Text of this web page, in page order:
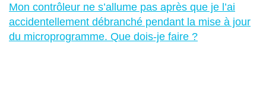
Mon contrôleur ne s’allume pas après que je l’ai
accidentellement débranché pendant la mise à jour
du microprogramme. Que dois-je faire ?